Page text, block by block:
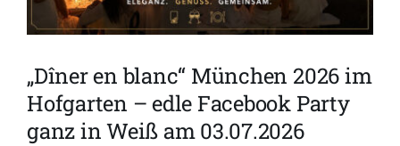
„Dîner en blanc“ München 2026 im
Hofgarten – edle Facebook Party
ganz in Weiß am 03.07.2026